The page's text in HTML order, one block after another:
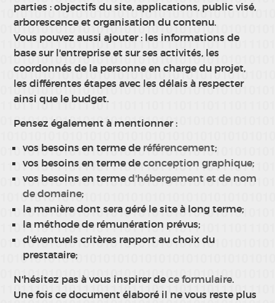
parties : objectifs du site, applications, public visé,
arborescence et organisation du contenu.
Vous pouvez aussi ajouter : les informations de
base sur l'entreprise et sur ses activités, les
coordonnés de la personne en charge du projet,
les différentes étapes avec les délais à respecter
ainsi que le budget.
Pensez également à mentionner :
vos besoins en terme de référencement;
vos besoins en terme deconception graphique;
vos besoins en termed'hébergement et de nom
de domaine;
la manière dont sera géré le site à long terme;
la méthode de rémunération prévus;
d'éventuels critères rapport au choix du
prestataire;
N'hésitez pas à vous inspirer dece formulaire.
Une fois ce document élaboré il ne vous reste plus